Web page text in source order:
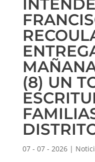
(8) UN
07 - 07 - 2026|